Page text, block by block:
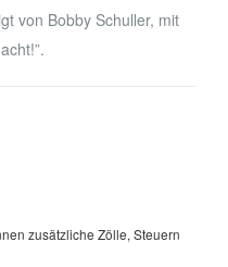
von Bobby Schuller, mit
zusätzliche Zölle, Steuern